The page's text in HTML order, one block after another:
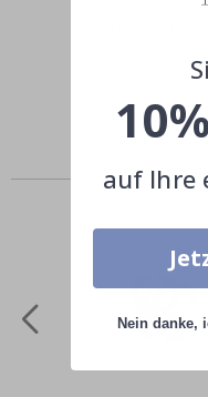
Teile dein
auf Ihre
Nein danke,